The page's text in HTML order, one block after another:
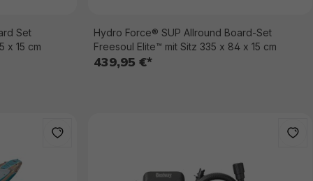
Set
x 15 cm
Hydro Force® SUP Allround Board-Set
Freesoul Elite™ mit Sitz 335 x 84 x 15 cm
439,95 €*